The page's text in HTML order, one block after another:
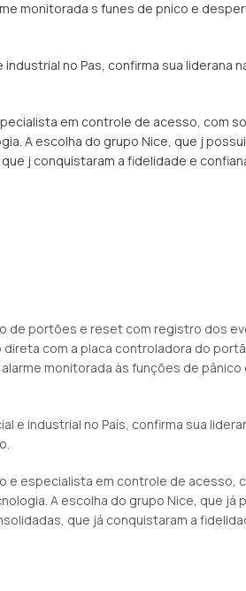
monitorada s funes de pnico e
no Pas, confirma sua liderana
em controle de acesso, com
A escolha do grupo Nice, que j
j conquistaram a fidelidade e
de portões e reset com registro dos
com a placa controladora do
monitorada às funções de
industrial no País, confirma sua
e especialista em controle de acesso,
A escolha do grupo Nice, que já
que já conquistaram a